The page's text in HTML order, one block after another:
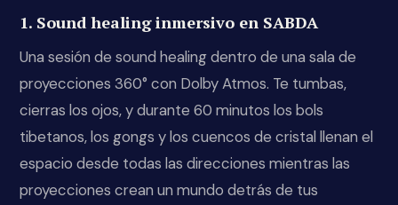
1. Sound healing inmersivo en SABDA
Una sesión de sound healing dentro de una sala de
proyecciones 360° con Dolby Atmos. Te tumbas,
cierras los ojos, y durante 60 minutos los bols
tibetanos, los gongs y los cuencos de cristal llenan el
espacio desde todas las direcciones mientras las
proyecciones crean un mundo detrás de tus